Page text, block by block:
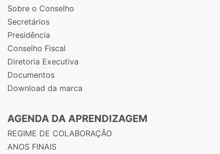
Sobre o Conselho
Secretários
Presidência
Conselho Fiscal
Diretoria Executiva
Documentos
Download da marca
AGENDA DA APRENDIZAGEM
REGIME DE COLABORAÇÃO
ANOS FINAIS